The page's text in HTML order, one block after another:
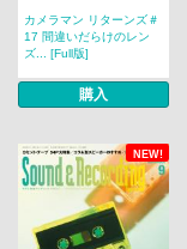
カメラマン リターンズ＃
17 間違いだらけのレン
ズ... [Full版]
購入
NEW!